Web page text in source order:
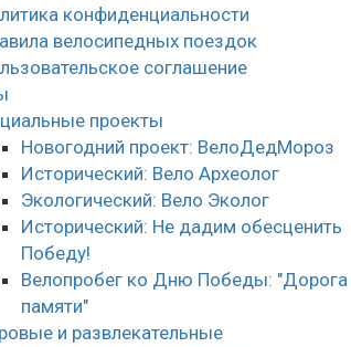
конфиденциальности
велосипедных поездок
соглашение
проекты
Новогодний проект: ВелоДедМороз
Исторический: Вело Археолог
Экологический: Вело Эколог
Исторический: Не дадим обесценить
Победу!
Велопробег ко Дню Победы: "Дорога
памяти"
и развлекательные